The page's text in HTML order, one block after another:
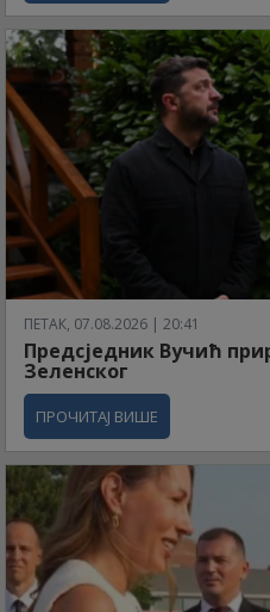
ПЕТАК, 07.08.2026 | 20:41
Предсједник Вучић
Зеленског
ПРОЧИТАЈ ВИШЕ